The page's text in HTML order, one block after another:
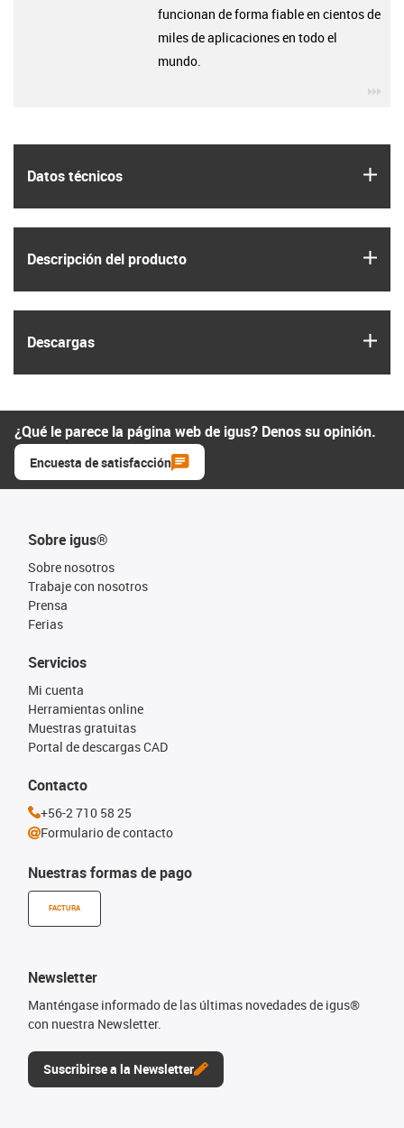
Datos técnicos
Descripción del producto
Descargas
funcionan de forma fiable en cientos de
miles de aplicaciones en todo el
mundo.
¿Qué le parece la página web de igus? Denos su opinión.
Encuesta de satisfacción
Sobre igus®
Sobre nosotros
Trabaje con nosotros
Prensa
Ferias
Nuestras formas de pago
FACTURA
Servicios
Mi cuenta
Herramientas online
Muestras gratuitas
Portal de descargas CAD
Newsletter
Manténgase informado de las últimas novedades de igus®
con nuestra Newsletter.
Suscribirse a la Newsletter
Contacto
+56-2 710 58 25
Formulario de contacto